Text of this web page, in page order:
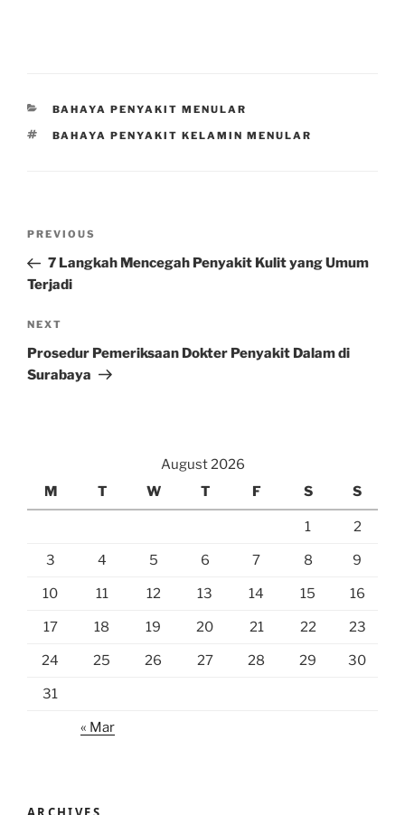
CATEGORIES
BAHAYA PENYAKIT MENULAR
TAGS
BAHAYA PENYAKIT KELAMIN MENULAR
Previous
Post
PREVIOUS
7 Langkah Mencegah Penyakit Kulit yang Umum
Terjadi
Next
Post
NEXT
Prosedur Pemeriksaan Dokter Penyakit Dalam di
Surabaya
August 2026
M
T W T F S S
1 2
3 4 5 6 7 8 9
10 11 12 13 14 15 16
17 18 19 20 21 22 23
24 25 26 27 28 29 30
31
« Mar